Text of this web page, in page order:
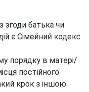
згоди батька чи
є Сімейний кодекс
порядку в матері/
постійного
крок з іншою